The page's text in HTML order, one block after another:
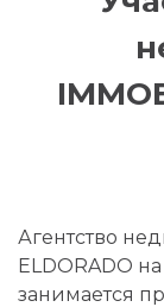
Агентство
ELDORADO
занимается